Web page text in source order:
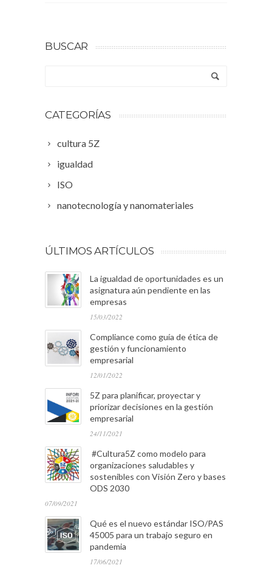
BUSCAR
CATEGORÍAS
cultura 5Z
igualdad
ISO
nanotecnología y nanomateriales
ÚLTIMOS ARTÍCULOS
La igualdad de oportunidades es un
asignatura aún pendiente en las
empresas
15/03/2022
Compliance como guía de ética de
gestión y funcionamiento
empresarial
12/01/2022
5Z para planificar, proyectar y
priorizar decisiones en la gestión
empresarial
24/11/2021
#Cultura5Z como modelo para
organizaciones saludables y
sostenibles con Visión Zero y bases
ODS 2030
07/09/2021
Qué es el nuevo estándar ISO/PAS
45005 para un trabajo seguro en
pandemia
17/06/2021